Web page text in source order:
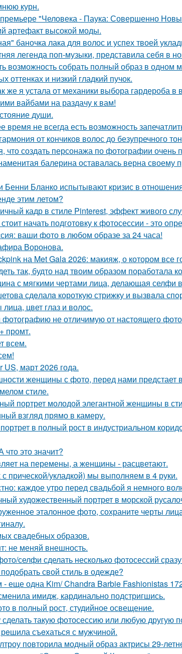
курн.
"Человека - Паука: Совершенно
артефакт высокой моды.
баночка лака для волос и успех твоей
легенда поп-музыки, представила себя в
возможность собрать полный образ в одном
оттенках и низкий гладкий пучок.
же я устала от механики выбора гардероба в
вайбами на раздачу к вам!
души.
время не всегда есть возможность
от кончиков волос до безупречного
что создать персонажа по фотографии очень
балерина оставалась верна
Бенни Бланко испытывают кризис в
этим летом?
кадр в стиле Pinterest, эффект живого
начать подготовку к фотосессии - это
ваши фото в любом образе за 24 часа!
Воронова.
на Met Gala 2026: макияж, о котором все
так, будто над твоим образом поработала
с мягкими чертами лица, делающая селфи
сдeлалa короткую стрижку и вызвaла
цвет глаз и волос.
не отличимую от настоящего
промт.
всем.
US, март 2026 года.
женщины с фото, перед нами предстает
стиле.
портрет молодой элегантной женщины в
взгляд прямо в камеру.
в полный рост в индустриальном
это значит?
на перемены, а женщины - расцветают.
прической/укладкой) мы выполняем в 4 руки.
каждое утро перед свадьбой я немного
художественный портрет в морской
эталонное фото, сохраните черты
свадебных образов.
не меняй внешность.
селфи сделать несколько фотосессий
свой стиль в одежде?
- еще одна Kim/ Chandra Barbie Fashionistas
имидж, кардинально подстригшись.
в полный рост, студийное освещение.
такую фотосессию или любую другую
съeхаться с мужчиной.
повторила модный образ актрисы 29-